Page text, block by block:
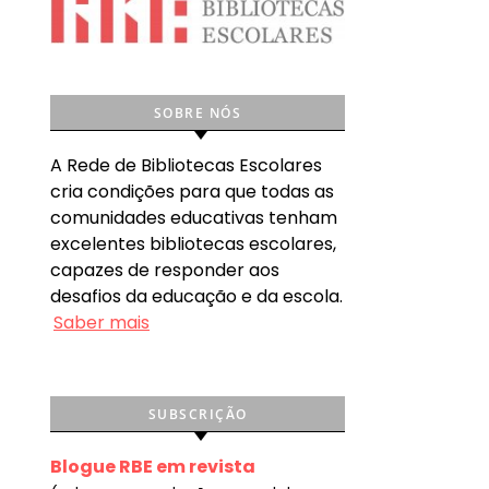
SOBRE NÓS
A Rede de Bibliotecas Escolares
cria condições para que todas as
comunidades educativas tenham
excelentes bibliotecas escolares,
capazes de responder aos
desafios da educação e da escola.
Saber mais
SUBSCRIÇÃO
Blogue RBE em revista